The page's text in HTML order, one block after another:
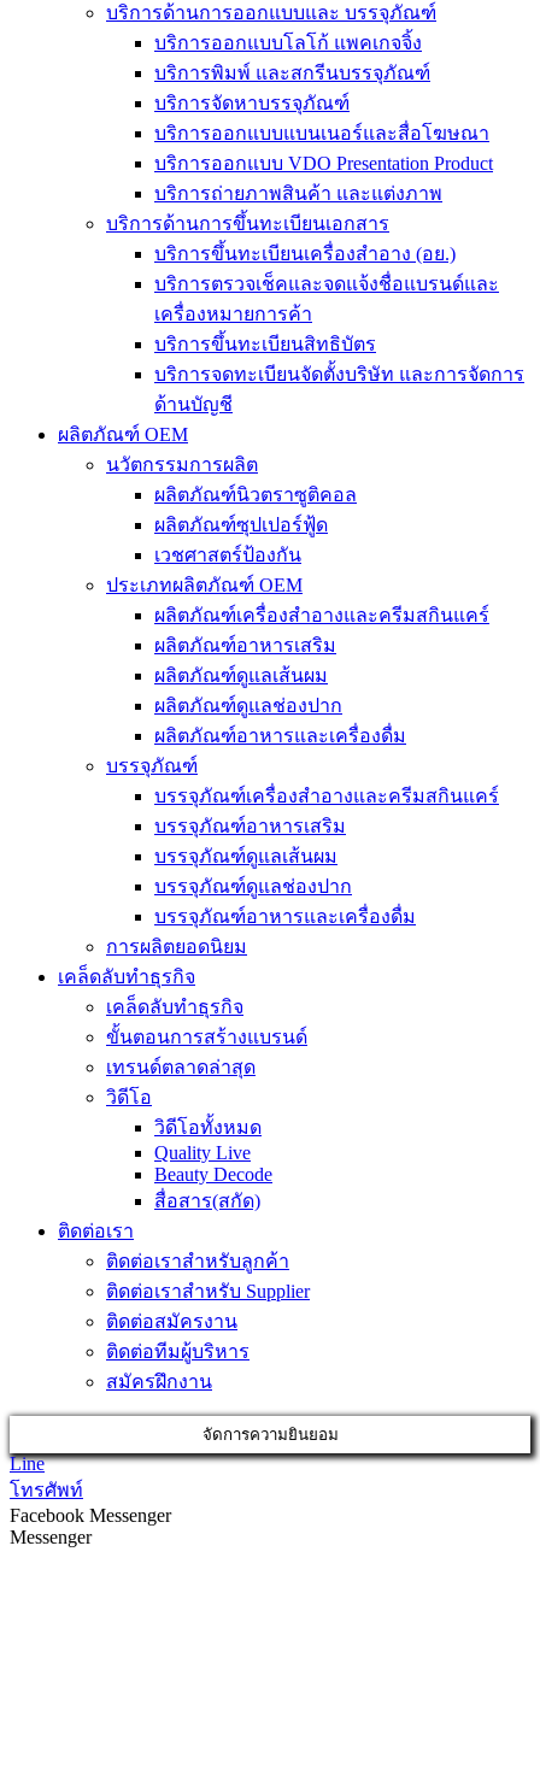
บริการด้านการออกแบบและ บรรจุภัณฑ์
บริการออกแบบโลโก้ แพคเกจจิ้ง
บริการพิมพ์ และสกรีนบรรจุภัณฑ์
บริการจัดหาบรรจุภัณฑ์
บริการออกแบบแบนเนอร์และสื่อโฆษณา
บริการออกแบบ VDO Presentation Product
บริการถ่ายภาพสินค้า และแต่งภาพ
บริการด้านการขึ้นทะเบียนเอกสาร
บริการขึ้นทะเบียนเครื่องสำอาง (อย.)
บริการตรวจเช็คและจดแจ้งชื่อแบรนด์และ
เครื่องหมายการค้า
บริการขึ้นทะเบียนสิทธิบัตร
บริการจดทะเบียนจัดตั้งบริษัท และการจัดการ
ด้านบัญชี
ผลิตภัณฑ์ OEM
นวัตกรรมการผลิต
ผลิตภัณฑ์นิวตราซูติคอล
ผลิตภัณฑ์ซุปเปอร์ฟู้ด
เวชศาสตร์ป้องกัน
ประเภทผลิตภัณฑ์ OEM
ผลิตภัณฑ์เครื่องสำอางและครีมสกินแคร์
ผลิตภัณฑ์อาหารเสริม
ผลิตภัณฑ์ดูแลเส้นผม
ผลิตภัณฑ์ดูแลช่องปาก
ผลิตภัณฑ์อาหารและเครื่องดื่ม
บรรจุภัณฑ์
บรรจุภัณฑ์เครื่องสำอางและครีมสกินแคร์
บรรจุภัณฑ์อาหารเสริม
บรรจุภัณฑ์ดูแลเส้นผม
บรรจุภัณฑ์ดูแลช่องปาก
บรรจุภัณฑ์อาหารและเครื่องดื่ม
การผลิตยอดนิยม
เคล็ดลับทำธุรกิจ
เคล็ดลับทำธุรกิจ
ขั้นตอนการสร้างแบรนด์
เทรนด์ตลาดล่าสุด
วิดีโอ
วิดีโอทั้งหมด
Quality Live
Beauty Decode
สื่อสาร(สกัด)
ติดต่อเรา
ติดต่อเราสำหรับลูกค้า
ติดต่อเราสำหรับ Supplier
ติดต่อสมัครงาน
ติดต่อทีมผู้บริหาร
สมัครฝึกงาน
จัดการความยินยอม
Line
โทรศัพท์
Facebook Messenger
Messenger